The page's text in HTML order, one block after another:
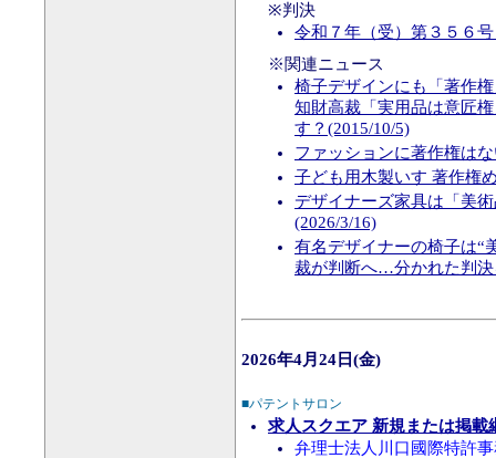
※判決
令和７年（受）第３５６
※関連ニュース
椅子デザインにも「著作
知財高裁「実用品は意匠
す？(2015/10/5)
ファッションに著作権は
子ども用木製いす 著作権
デザイナーズ家具は「美
(2026/3/16)
有名デザイナーの椅子は
裁が判断へ…分かれた判決
2026年4月24日(金)
■パテントサロン
求人スクエア 新規または掲載
弁理士法人川口國際特許